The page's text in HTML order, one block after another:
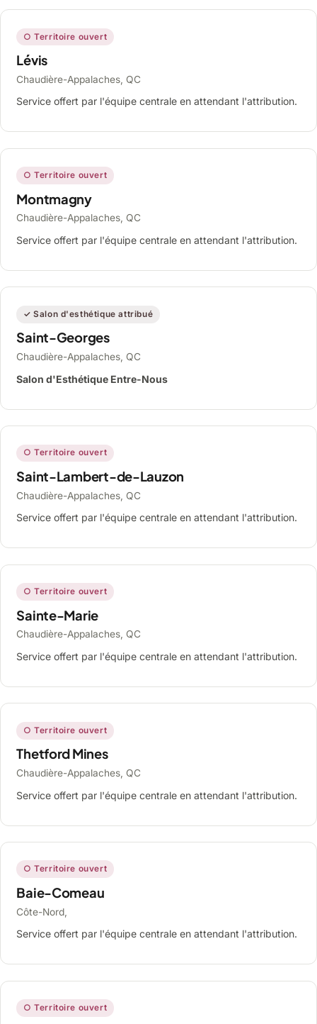
○ Territoire ouvert
Lévis
Chaudière-Appalaches, QC
Service offert par l'équipe centrale en attendant l'attribution.
○ Territoire ouvert
Montmagny
Chaudière-Appalaches, QC
Service offert par l'équipe centrale en attendant l'attribution.
✓ Salon d'esthétique attribué
Saint-Georges
Chaudière-Appalaches, QC
Salon d'Esthétique Entre-Nous
○ Territoire ouvert
Saint-Lambert-de-Lauzon
Chaudière-Appalaches, QC
Service offert par l'équipe centrale en attendant l'attribution.
○ Territoire ouvert
Sainte-Marie
Chaudière-Appalaches, QC
Service offert par l'équipe centrale en attendant l'attribution.
○ Territoire ouvert
Thetford Mines
Chaudière-Appalaches, QC
Service offert par l'équipe centrale en attendant l'attribution.
○ Territoire ouvert
Baie-Comeau
Côte-Nord,
Service offert par l'équipe centrale en attendant l'attribution.
○ Territoire ouvert